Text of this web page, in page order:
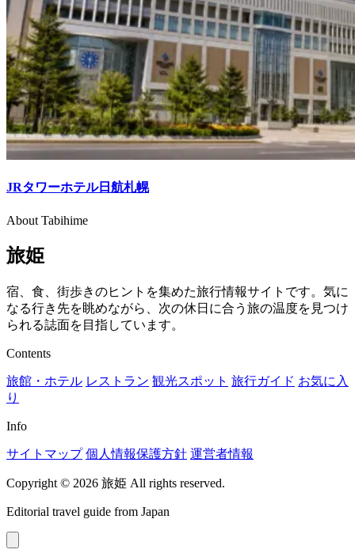
JRタワーホテル日航札幌
About Tabihime
旅姫
宿、食、街歩きのヒントを集めた旅行情報サイトです。気に
なる行き先を眺めながら、次の休日に合う旅の温度を見つけ
られる誌面を目指しています。
Contents
旅館・ホテル レストラン 観光スポット 旅行ガイド お気に入
り
Info
サイトマップ 個人情報保護方針 運営者情報
Copyright © 2026 旅姫 All rights reserved.
Editorial travel guide from Japan